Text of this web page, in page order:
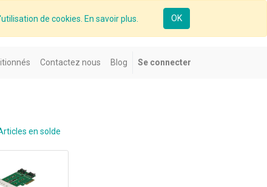
de cookies. En savoir plus. OK
Contactez nous Blog Se connecter
en solde